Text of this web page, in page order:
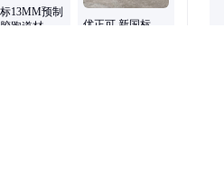
13MM预制
跑道材料
优正可 新国标